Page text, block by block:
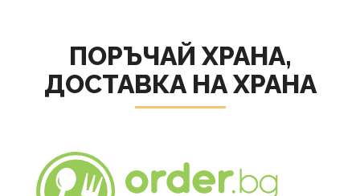
ПОРЪЧАЙ ХРАНА,
ДОСТАВКА НА ХРАНА